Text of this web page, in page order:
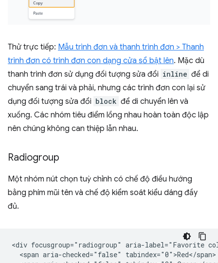
Thử trực tiếp: Mẫu trình đơn và thanh trình đơn > Thanh
trình đơn có trình đơn con dạng cửa sổ bật lên. Mặc dù
thanh trình đơn sử dụng đối tượng sửa đổi inline để di
chuyển sang trái và phải, nhưng các trình đơn con lại sử
dụng đối tượng sửa đổi block để di chuyển lên và
xuống. Các nhóm tiêu điểm lồng nhau hoàn toàn độc lập
nên chúng không can thiệp lẫn nhau.
Radiogroup
Một nhóm nút chọn tuỳ chỉnh có chế độ điều hướng
bằng phím mũi tên và chế độ kiểm soát kiểu dáng đầy
đủ.
<div focusgroup="radiogroup" aria-label="Favorite
  <span aria-checked="false" tabindex="0">Red</span>